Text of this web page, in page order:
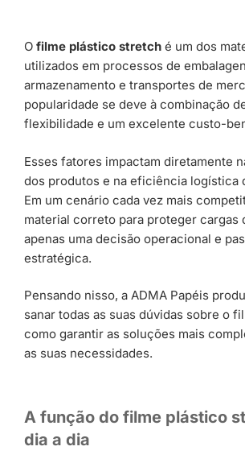
O filme plástico stretch é um dos
utilizados em processos de
armazenamento e transportes de
popularidade se deve à combinação
flexibilidade e um excelente custo-
Esses fatores impactam diretamente
dos produtos e na eficiência logística
Em um cenário cada vez mais
material correto para proteger cargas
apenas uma decisão operacional e
estratégica.
Pensando nisso, a ADMA Papéis
sanar todas as suas dúvidas sobre o
como garantir as soluções mais
as suas necessidades.
A função do filme plástico
dia a dia